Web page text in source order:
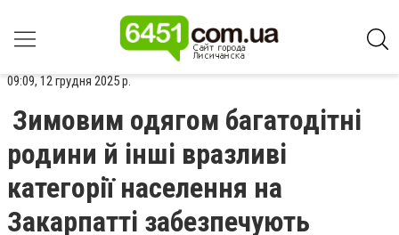
09:09, 12 грудня 2025 р.
Зимовим одягом багатодітні
родини й інші вразливі
категорії населення на
Закарпатті забезпечують